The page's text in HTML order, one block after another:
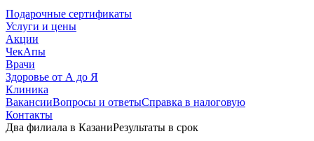
Подарочные сертификаты
Услуги и цены
Акции
ЧекАпы
Врачи
Здоровье от А до Я
Клиника
ВакансииВопросы и ответыСправка в налоговую
Контакты
Два филиала в КазаниРезультаты в срок